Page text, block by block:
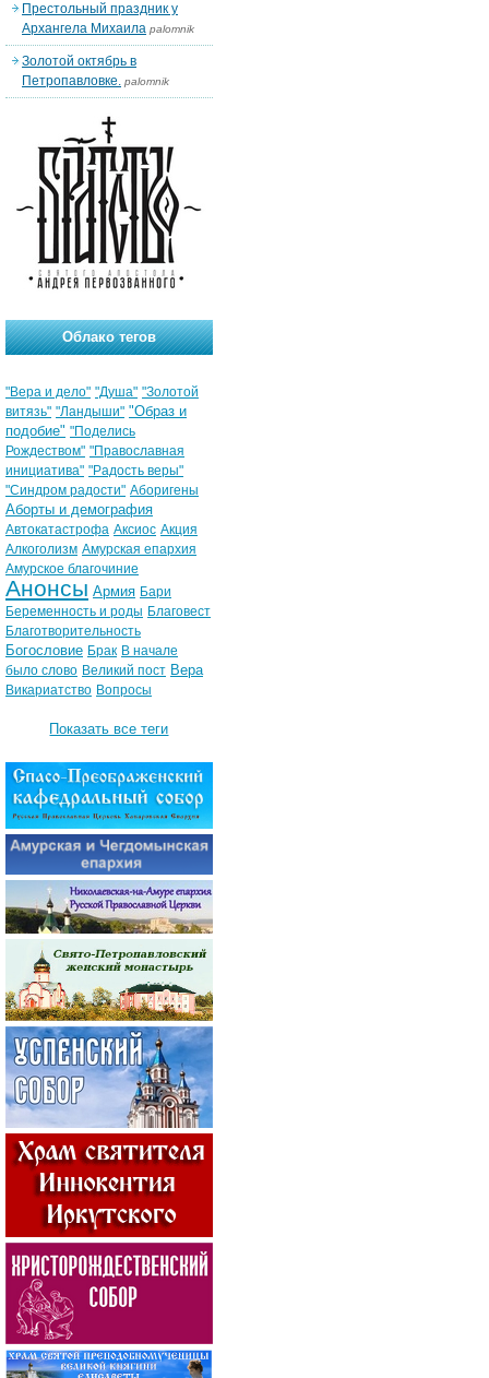
Престольный праздник у
Архангела Михаила palomnik
Золотой октябрь в
Петропавловке. palomnik
Облако тегов
"Вера и дело" "Душа" "Золотой
витязь" "Ландыши" "Образ и
подобие" "Поделись
Рождеством" "Православная
инициатива" "Радость веры"
"Синдром радости" Аборигены
Аборты и демография
Автокатастрофа Аксиос Акция
Алкоголизм Амурская епархия
Амурское благочиние
Анонсы Армия Бари
Беременность и роды Благовест
Благотворительность
Богословие Брак В начале
было слово Великий пост Вера
Викариатство Вопросы
Показать все теги